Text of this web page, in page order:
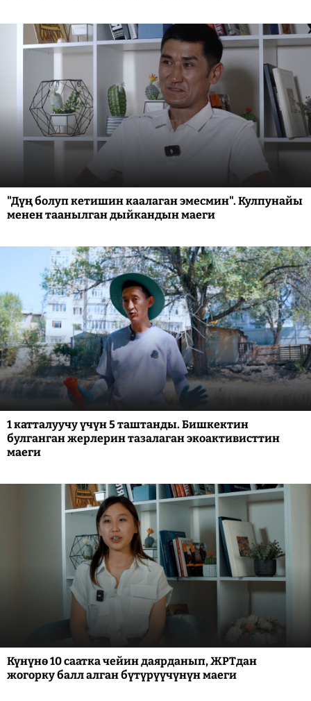
"Дүң болуп кетишин каалаган эмесмин". Кулпунайы
менен таанылган дыйкандын маеги
1 катталуучу үчүн 5 таштанды. Бишкектин
булганган жерлерин тазалаган экоактивисттин
маеги
Күнүнө 10 саатка чейин даярданып, ЖРТдан
жогорку балл алган бүтүрүүчүнүн маеги